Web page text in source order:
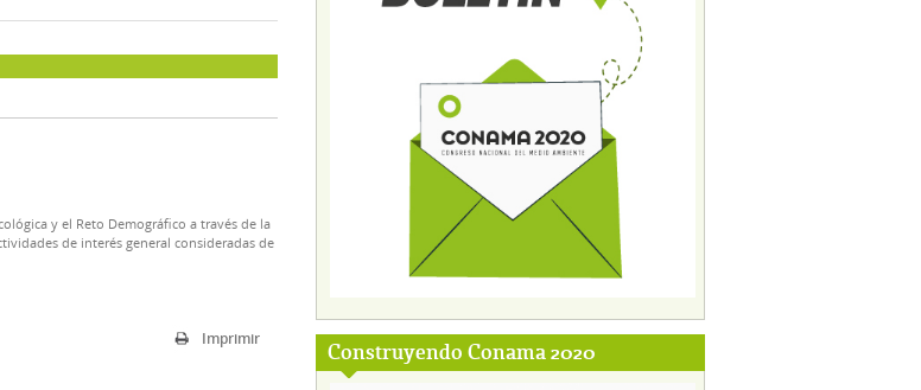
Construyendo Conama 2020
y el Reto Demográfico a través de la
de interés general consideradas de
Imprimir